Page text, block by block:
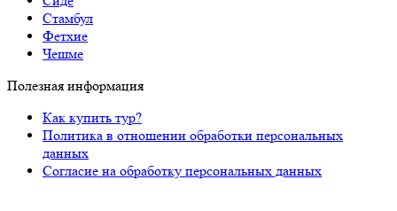
Стамбул
Фетхие
Чешме
Полезная информация
Как купить тур?
Политика в отношении обработки персональных
данных
Согласие на обработку персональных данных